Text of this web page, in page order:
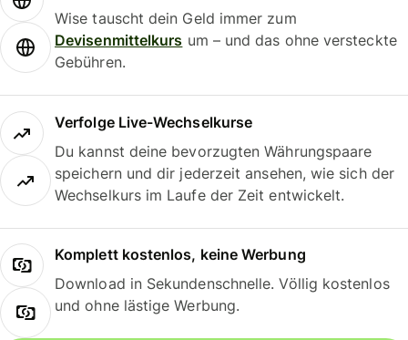
Wise tauscht dein Geld immer zum
Devisenmittelkurs um – und das ohne versteckte
Gebühren.
Verfolge Live-Wechselkurse
Du kannst deine bevorzugten Währungspaare
speichern und dir jederzeit ansehen, wie sich der
Wechselkurs im Laufe der Zeit entwickelt.
Komplett kostenlos, keine Werbung
Download in Sekundenschnelle. Völlig kostenlos
und ohne lästige Werbung.